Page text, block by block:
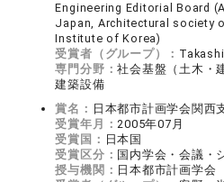
Engineering Editorial Board
Japan, Architectural society
Institute of Korea)
受賞者（グループ）：
専門分野：社会基盤（土木・
建築設備
賞名： 日本都市計画学会関西
受賞年月：2005年07月
受賞国： 日本国
受賞区分： 国内学会・会議・
授与機関： 日本都市計画学会